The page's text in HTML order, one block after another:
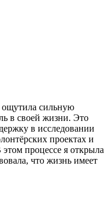
ощутила сильную
в своей жизни. Это
в исследовании
проектах и
процессе я открыла
что жизнь имеет